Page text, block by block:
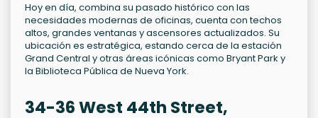
Hoy en día, combina su pasado histórico con las
necesidades modernas de oficinas, cuenta con techos
altos, grandes ventanas y ascensores actualizados. Su
ubicación es estratégica, estando cerca de la estación
Grand Central y otras áreas icónicas como Bryant Park y
la Biblioteca Pública de Nueva York.
34-36 West 44th Street,